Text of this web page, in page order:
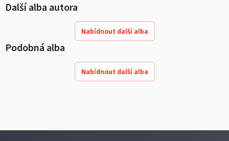
Další alba autora
Nabídnout další alba
Podobná alba
Nabídnout další alba